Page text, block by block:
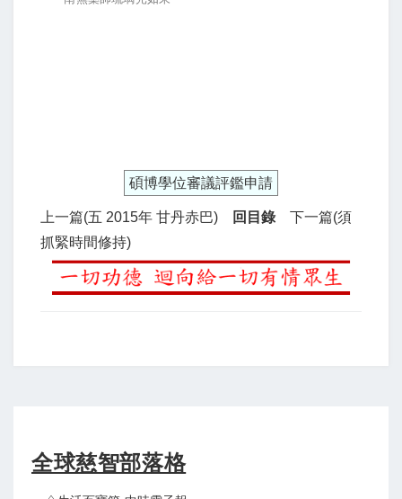
碩博學位審議評鑑申請
上一篇(五 2015年 甘丹赤巴) 回目錄
下一篇(須
抓緊時間修持)
全球慈智部落格